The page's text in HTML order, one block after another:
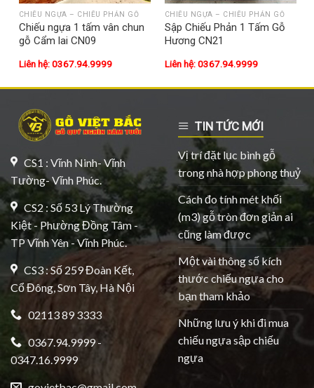
CHIẾU NGỰA – CHIẾU PHẢN GỖ
Chiếu ngựa 1 tấm vân chun
gỗ Cẩm lai CN09
Liên hệ: 0367.94.9999
CHIẾU NGỰA – CHIẾU PHẢN GỖ
Sập Chiếu Phản 1 Tấm Gỗ
Hương CN21
Liên hệ: 0367.94.9999
CS1 : Vĩnh Ninh- Vĩnh
Tường- Vĩnh Phúc.
CS2 : Số 53 Lý Thường
Kiệt - Phường Đồng Tâm -
TP Vĩnh Yên - Vĩnh Phúc.
CS3 : Số 259 Đoàn Kết,
Cổ Đông, Sơn Tây, Hà Nội
02113 89 3333
0367.94.9999 -
0347.16.9999
TIN TỨC MỚI
Vị trí đặt lục bình gỗ
trong nhà hợp phong thuỷ
Cách đo tính mét khối
(m3) gỗ tròn đơn giản ai
cũng làm được
Một vài thông số kích
thước chiếu ngựa cho
bạn tham khảo
Những lưu ý khi đi mua
chiếu ngựa sập chiếu
ngựa